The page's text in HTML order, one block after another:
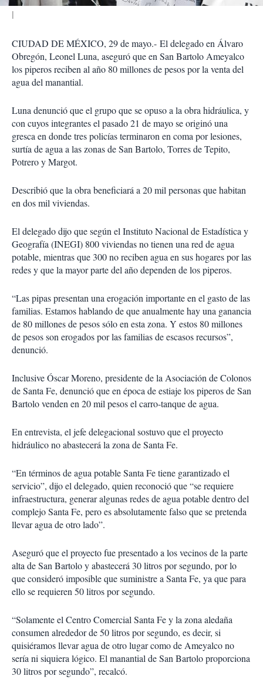
CIUDAD DE MÉXICO, 29 de mayo.- El delegado en Álvaro
Obregón, Leonel Luna, aseguró que en San Bartolo Ameyalco
los piperos reciben al año 80 millones de pesos por la venta del
agua del manantial.
Luna denunció que el grupo que se opuso a la obra hidráulica, y
con cuyos integrantes el pasado 21 de mayo se originó una
gresca en donde tres policías terminaron en coma por lesiones,
surtía de agua a las zonas de San Bartolo, Torres de Tepito,
Potrero y Margot.
Describió que la obra beneficiará a 20 mil personas que habitan
en dos mil viviendas.
El delegado dijo que según el Instituto Nacional de Estadística y
Geografía (INEGI) 800 viviendas no tienen una red de agua
potable, mientras que 300 no reciben agua en sus hogares por las
redes y que la mayor parte del año dependen de los piperos.
“Las pipas presentan una erogación importante en el gasto de las
familias. Estamos hablando de que anualmente hay una ganancia
de 80 millones de pesos sólo en esta zona. Y estos 80 millones
de pesos son erogados por las familias de escasos recursos”,
denunció.
Inclusive Óscar Moreno, presidente de la Asociación de Colonos
de Santa Fe, denunció que en época de estiaje los piperos de San
Bartolo venden en 20 mil pesos el carro-tanque de agua.
En entrevista, el jefe delegacional sostuvo que el proyecto
hidráulico no abastecerá la zona de Santa Fe.
“En términos de agua potable Santa Fe tiene garantizado el
servicio”, dijo el delegado, quien reconoció que “se requiere
infraestructura, generar algunas redes de agua potable dentro del
complejo Santa Fe, pero es absolutamente falso que se pretenda
llevar agua de otro lado”.
Aseguró que el proyecto fue presentado a los vecinos de la parte
alta de San Bartolo y abastecerá 30 litros por segundo, por lo
que consideró imposible que suministre a Santa Fe, ya que para
ello se requieren 50 litros por segundo.
“Solamente el Centro Comercial Santa Fe y la zona aledaña
consumen alrededor de 50 litros por segundo, es decir, si
quisiéramos llevar agua de otro lugar como de Ameyalco no
sería ni siquiera lógico. El manantial de San Bartolo proporciona
30 litros por segundo”, recalcó.